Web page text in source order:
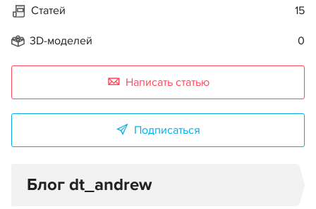
Статей 15
3D-моделей 0
Написать статью
Подписаться
Блог dt_andrew